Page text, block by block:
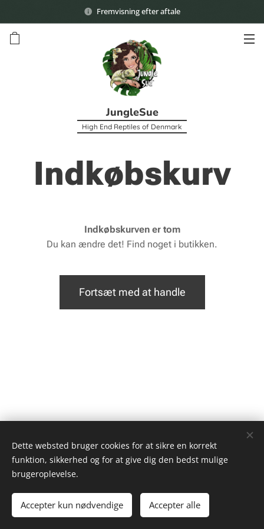
Fremvisning efter aftale
JungleSue
High End Reptiles of Denmark
Indkøbskurv
Indkøbskurven er tom
Du kan ændre det! Find noget i butikken.
Fortsæt med at handle
Copyright © 2018-2025 Junglesue
Cookies
Dette websted bruger cookies for at sikre en korrekt
funktion, sikkerhed og for at give dig den bedst mulige
brugeroplevelse.
Accepter kun nødvendige Accepter alle